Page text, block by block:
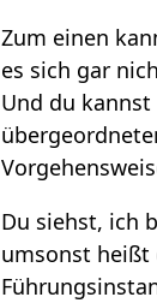
Zum einen
es sich gar
Und du
Du siehst, ich
umsonst heißt